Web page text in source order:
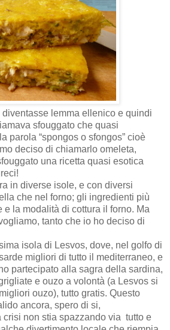
lemma ellenico e quindi
sfouggato che quasi
parola “spongos o sfongos” cioè
deciso di chiamarlo omeleta,
una ricetta quasi esotica
in diverse isole, e con diversi
che nel forno; gli ingredienti più
e la modalità di cottura il forno. Ma
tanto che io ho deciso di
isola di Lesvos, dove, nel golfo di
migliori di tutto il mediterraneo, e
partecipato alla sagra della sardina,
e ouzo a volontà (a Lesvos si
ouzo), tutto gratis. Questo
ancora, spero di si,
non stia spazzando via tutto e